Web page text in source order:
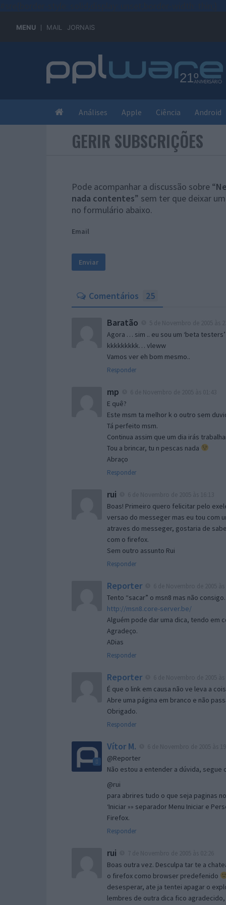
MENU MAIL JORNAIS
Análises Apple Ciência Android
GERIR SUBSCRIÇÕES
Pode acompanhar a discussão sobre “
nada contentes” sem ter que deixar
no formulário abaixo.
Email
Comentários 25
Baratão
Agora … sim .. eu sou um ‘beta testers’
kkkkkkkkk… vleww
Vamos ver eh bom mesmo..
Responder
mp
E quê?
Este msm ta melhor k o outro sem
Tá perfeito msm.
Continua assim que um dia irás
Tou a brincar, tu n pescas nada
Abraço
Responder
rui
Boas! Primeiro quero felicitar pelo
versao do messeger mas eu tou com
atraves do messeger, gostaria de
com o firefox.
Sem outro assunto Rui
Responder
Reporter
Tento “sacar” o msn8 mas não
http://msn8.core-server.be/
Alguém pode dar uma dica, tendo em
Agradeço.
ADias
Responder
Reporter
É que o link em causa não ve leva a
Abre uma página em branco e não
Obrigado.
Responder
Vítor M.
@Reporter
Não estou a entender a dúvida,
@rui
para abrires tudo o que seja paginas
‘Iniciar »» separador Menu Iniciar e
Firefox.
Responder
rui
Boas outra vez. Desculpa tar te a
o firefox como browser predefenido
desesperar, ate ja tentei apagar o
lembres de outra dica fico